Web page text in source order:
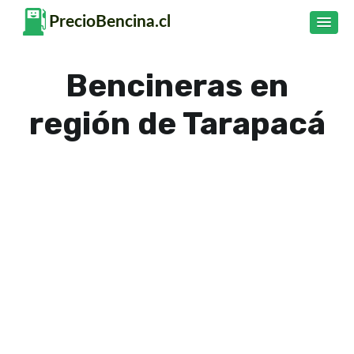
Bencineras en
región de Tarapacá